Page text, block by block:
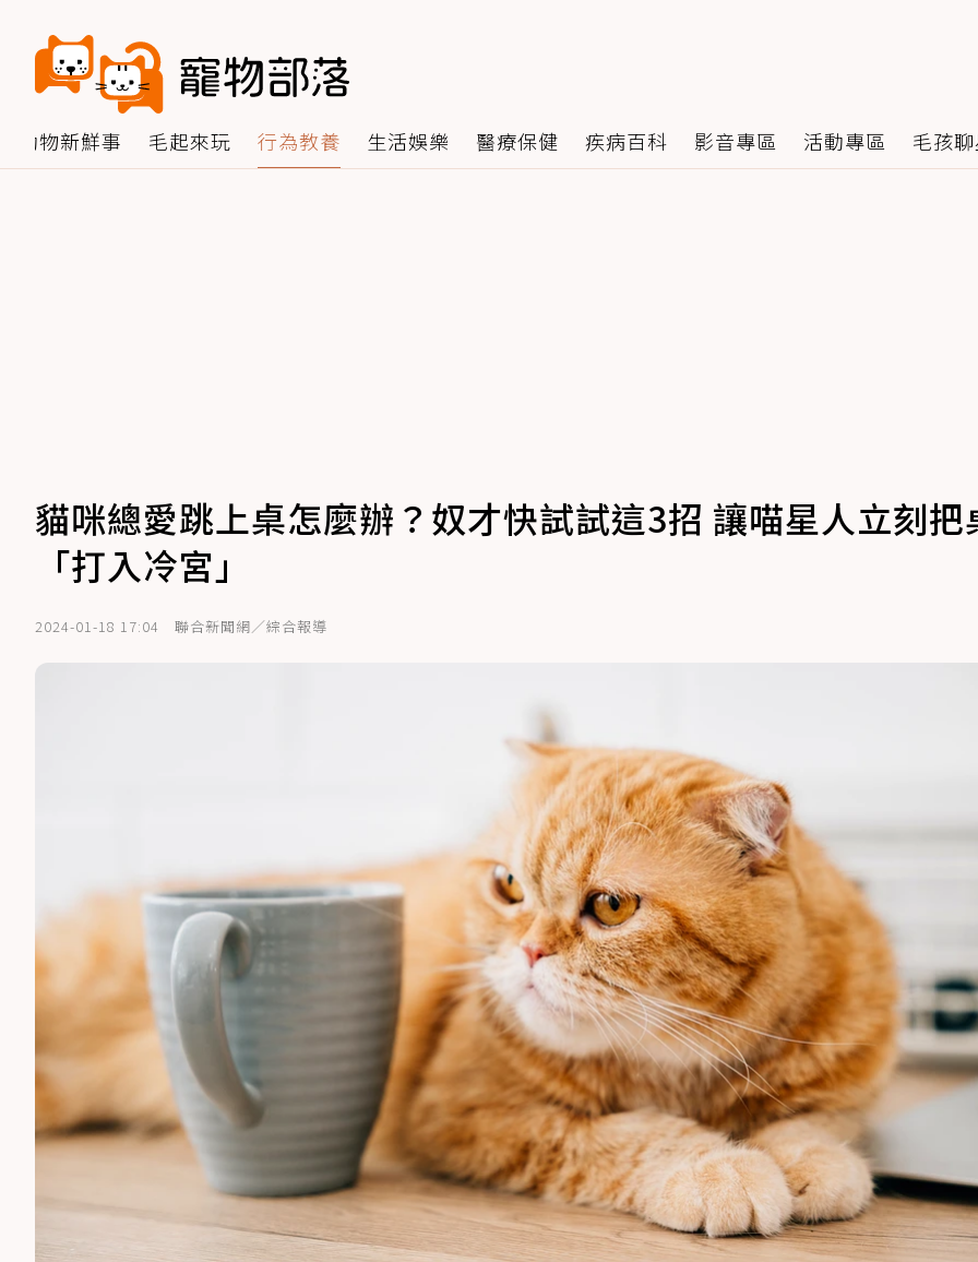
動物新鮮事 毛起來玩 行為教養 生活娛樂 醫療保健 疾病百科 影音專區 活動專區 毛孩
貓咪總愛跳上桌怎麼辦？奴才快試試這3招 讓喵星人立刻把
「打入冷宮」
2024-01-18 17:04 聯合新聞網／綜合報導